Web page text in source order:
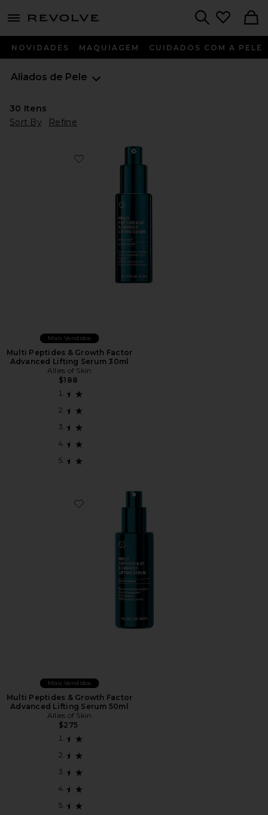
menu - shows more content
NOVIDADES MAQUIAGEM CUIDADOS COM A PELE
Aliados de Pele
30 Itens
Sort By
Refine
Favorite Multi Peptides & Growth Factor Advanced
Mais Vendidos
Multi Peptides & Growth Factor
Advanced Lifting Serum 30ml
Allies of Skin
$188
Favorite Multi Peptides & Growth Factor Advanced
Mais Vendidos
Multi Peptides & Growth Factor
Advanced Lifting Serum 50ml
Allies of Skin
$275